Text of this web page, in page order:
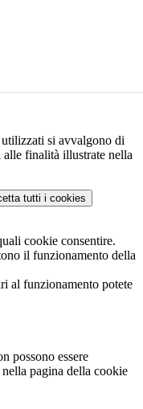
si avvalgono di
finalità illustrate nella
tutti i cookies
cookie consentire.
il funzionamento della
al funzionamento potete
possono essere
pagina della cookie